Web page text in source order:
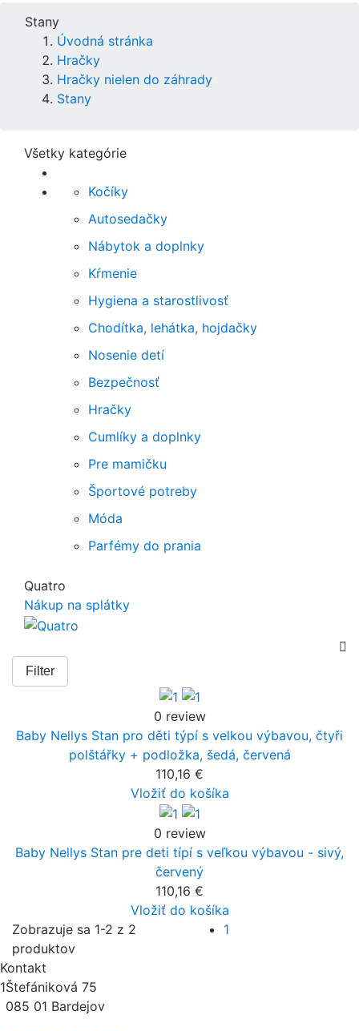
Stany
Úvodná stránka
Hračky
Hračky nielen do záhrady
Stany
Všetky kategórie
Kočíky
Autosedačky
Nábytok a doplnky
Kŕmenie
Hygiena a starostlivosť
Chodítka, lehátka, hojdačky
Nosenie detí
Bezpečnosť
Hračky
Cumlíky a doplnky
Pre mamičku
Športové potreby
Móda
Parfémy do prania
Quatro
Nákup na splátky

Filter
0 review
Baby Nellys Stan pro děti týpí s velkou výbavou, čtyři
polštářky + podložka, šedá, červená
110,16 €
Vložiť do košíka
0 review
Baby Nellys Stan pre deti típí s veľkou výbavou - sivý,
červený
110,16 €
Vložiť do košíka
Zobrazuje sa 1-2 z 2
produktov
1
Kontakt
1Štefániková 75
085 01 Bardejov